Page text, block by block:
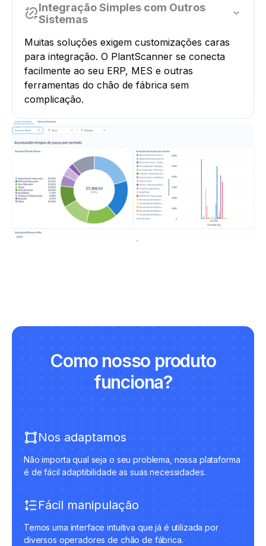
Integração Simples com Outros
Sistemas
Muitas soluções exigem customizações caras
para integração. O PlantScanner se conecta
facilmente ao seu ERP, MES e outras
ferramentas do chão de fábrica sem
complicação.
Como nosso produto
funciona?
Nos adaptamos
Não importa qual seja o seu problema, nossa plataforma
é de fácil adaptibilidade as suas necessidades.
Fácil manipulação
Temos uma interface intuitiva que já é utilizada por
diversos operadores de chão de fábrica.